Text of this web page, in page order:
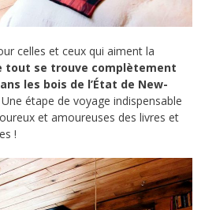
celles et ceux qui aiment la
tout se trouve complètement
les bois de l’État de New-
Une étape de voyage indispensable
et amoureuses des livres et
!